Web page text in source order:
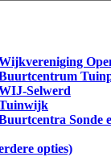
Selwerd
Sonde
opties)